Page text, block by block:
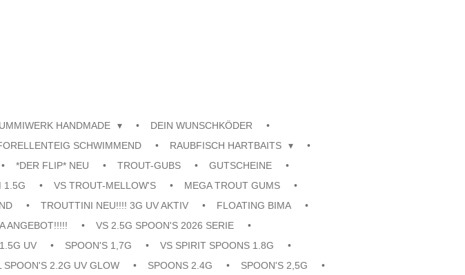
HANDMADE
DEIN WUNSCHKÖDER
SCHWIMMEND
RAUBFISCH HARTBAITS
*DER FLIP* NEU TROUT-GUBS
GUTSCHEINE
1.5G VS TROUT-MELLOW'S
MEGA TROUT GUMS
TROUTTINI NEU!!!! 3G UV AKTIV
FLOATING BIMA
ANGEBOT!!!!!
VS 2.5G SPOON'S 2026 SERIE
UV SPOON'S 1,7G
VS SPIRIT SPOONS 1.8G
SPOON'S 2.2G UV GLOW SPOONS 2.4G
SPOON'S 2,5G